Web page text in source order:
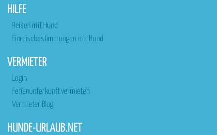
HILFE
Reisen mit Hund
Einreisebestimmungen mit Hund
VERMIETER
Login
Ferienunterkunft vermieten
Vermieter Blog
HUNDE-URLAUB.NET